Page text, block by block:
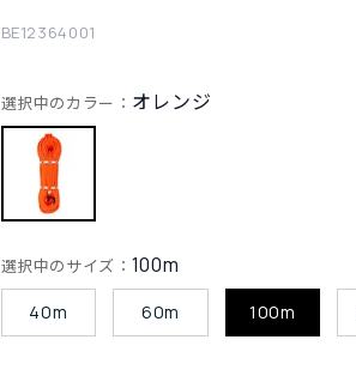
BE12364001
選択中のカラー： オレンジ
選択中のサイズ： 100m
40m 60m 100m